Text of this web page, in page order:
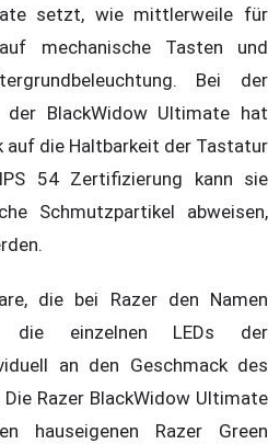
setzt, wie mittlerweile für
mechanische Tasten und
Bei der
der BlackWidow Ultimate hat
auf die Haltbarkeit der Tastatur
54 Zertifizierung kann sie
Schmutzpartikel abweisen,
die bei Razer den Namen
die einzelnen LEDs der
an den Geschmack des
Razer BlackWidow Ultimate
hauseigenen Razer Green